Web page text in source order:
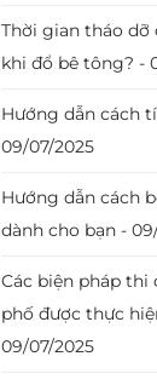
Thời gian tháo dỡ
khi đổ bê tông? -
Hướng dẫn cách
09/07/2025
Hướng dẫn cách
dành cho bạn -
Các biện pháp
phố được thực
09/07/2025